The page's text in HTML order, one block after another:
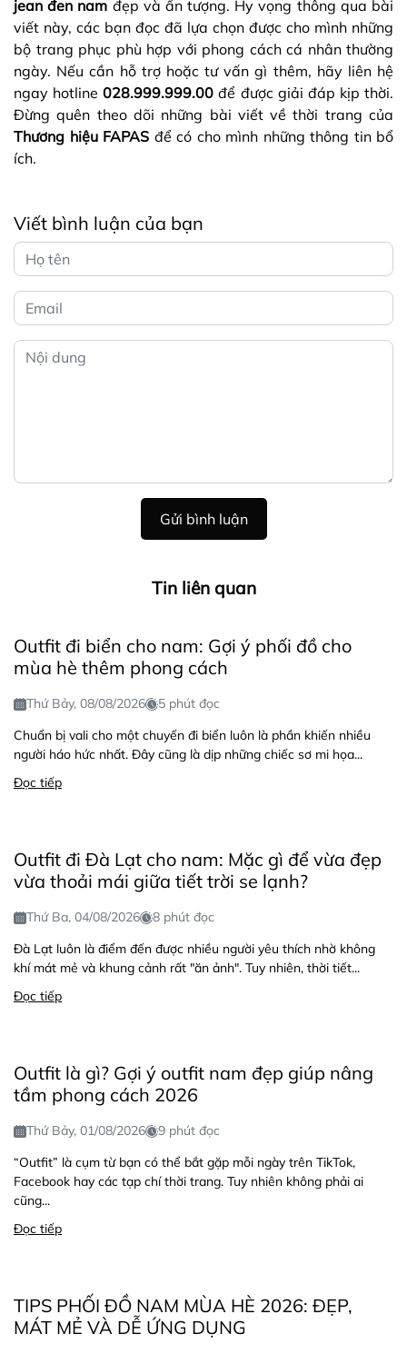
jean đen nam đẹp và ấn tượng. Hy vọng thông qua bài
viết này, các bạn đọc đã lựa chọn được cho mình những
bộ trang phục phù hợp với phong cách cá nhân thường
ngày. Nếu cần hỗ trợ hoặc tư vấn gì thêm, hãy liên hệ
ngay hotline028.999.999.00để được giải đáp kịp thời.
Đừng quên theo dõi những bài viết về thời trang của
Thương hiệu FAPAS để có cho mình những thông tin bổ
ích.
Viết bình luận của bạn
Gửi bình luận
Tin liên quan
Outfit đi biển cho nam: Gợi ý phối đồ cho
mùa hè thêm phong cách
Thứ Bảy, 08/08/2026
5 phút đọc
Chuẩn bị vali cho một chuyến đi biển luôn là phần khiến nhiều
người háo hức nhất. Đây cũng là dịp những chiếc sơ mi họa...
Đọc tiếp
Outfit đi Đà Lạt cho nam: Mặc gì để vừa đẹp
vừa thoải mái giữa tiết trời se lạnh?
Thứ Ba, 04/08/2026
8 phút đọc
Đà Lạt luôn là điểm đến được nhiều người yêu thích nhờ không
khí mát mẻ và khung cảnh rất "ăn ảnh". Tuy nhiên, thời tiết...
Đọc tiếp
Outfit là gì? Gợi ý outfit nam đẹp giúp nâng
tầm phong cách 2026
Thứ Bảy, 01/08/2026
9 phút đọc
“Outfit” là cụm từ bạn có thể bắt gặp mỗi ngày trên TikTok,
Facebook hay các tạp chí thời trang. Tuy nhiên không phải ai
cũng...
Đọc tiếp
TIPS PHỐI ĐỒ NAM MÙA HÈ 2026: ĐẸP,
MÁT MẺ VÀ DỄ ỨNG DỤNG